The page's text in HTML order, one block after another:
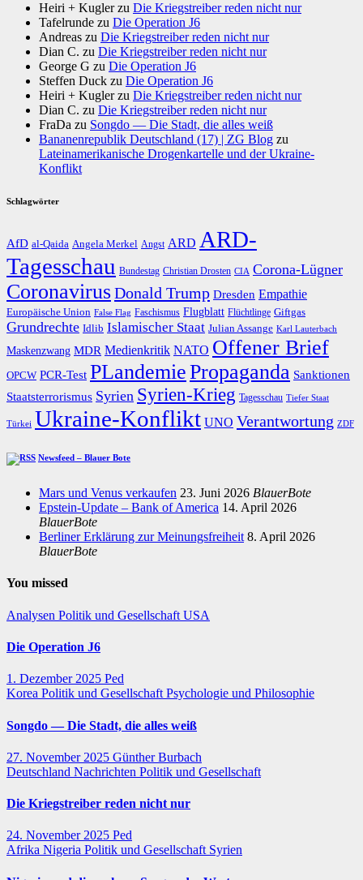
Heiri + Kuglerzu Die Kriegstreiber reden nicht nur
Tafelrunde zu Die Operation J6
Andreas zu Die Kriegstreiber reden nicht nur
Dian C. zu Die Kriegstreiber reden nicht nur
George G zu Die Operation J6
Steffen Duck zu Die Operation J6
Heiri + Kuglerzu Die Kriegstreiber reden nicht nur
Dian C. zu Die Kriegstreiber reden nicht nur
FraDa zu Songdo — Die Stadt, die alles weiß
Bananenrepublik Deutschland (17) | ZG Blog zu
Lateinamerikanische Drogenkartelle und der Ukraine-
Konflikt
Schlagwörter
AfD al-Qaida Angela Merkel Angst ARD ARD-
Tagesschau Bundestag Christian Drosten CIA Corona-Lügner
CoronavirusDonald Trump Dresden Empathie
Europäische Union False Flag Faschismus Flugblatt Flüchtlinge Giftgas
Grundrechte Idlib Islamischer Staat Julian Assange Karl Lauterbach
Maskenzwang MDR Medienkritik NATO Offener Brief
OPCW PCR-Test PLandemiePropaganda Sanktionen
Staatsterrorismus Syrien Syrien-Krieg Tagesschau Tiefer Staat
Türkei Ukraine-Konflikt UNO Verantwortung ZDF
Newsfeed – Blauer Bote
Mars und Venus verkaufen 23. Juni 2026 BlauerBote
Epstein-Update – Bank of America 14. April 2026
BlauerBote
Berliner Erklärung zur Meinungsfreiheit 8. April 2026
BlauerBote
You missed
Analysen Politik und Gesellschaft USA
Die Operation J6
1. Dezember 2025 Ped
Korea Politik und Gesellschaft Psychologie und Philosophie
Songdo — Die Stadt, die alles weiß
27. November 2025 Günther Burbach
Deutschland Nachrichten Politik und Gesellschaft
Die Kriegstreiber reden nicht nur
24. November 2025 Ped
Afrika Nigeria Politik und Gesellschaft Syrien